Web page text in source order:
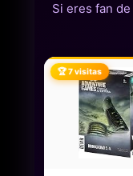
Si eres fan de
🏆 7 visitas